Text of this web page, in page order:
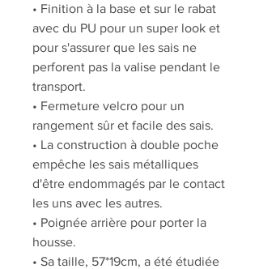
• Finition à la base et sur le rabat
avec du PU pour un super look et
pour s'assurer que les sais ne
perforent pas la valise pendant le
transport.
• Fermeture velcro pour un
rangement sûr et facile des sais.
• La construction à double poche
empêche les sais métalliques
d'être endommagés par le contact
les uns avec les autres.
• Poignée arrière pour porter la
housse.
• Sa taille, 57*19cm, a été étudiée